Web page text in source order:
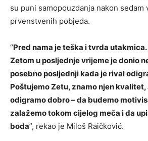
su puni samopouzdanja nakon sedam
prvenstvenih pobjeda.
“Pred nama je teška i tvrda utakmica.
Zetom u posljednje vrijeme je donio
posebno posljednji kada je rival
Poštujemo Zetu, znamo njen
odigramo dobro – da budemo
zalažemo tokom cijelog meča i da
boda”, rekao je Miloš Raičković.